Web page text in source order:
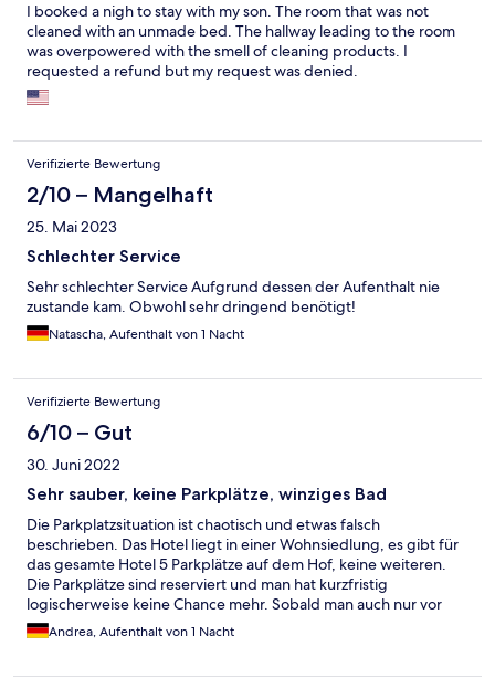
I booked a nigh to stay with my son. The room that was not
cleaned with an unmade bed. The hallway leading to the room
was overpowered with the smell of cleaning products. I
requested a refund but my request was denied.
Verifizierte Bewertung
2/10 – Mangelhaft
25. Mai 2023
Schlechter Service
Sehr schlechter Service Aufgrund dessen der Aufenthalt nie
zustande kam. Obwohl sehr dringend benötigt!
Natascha, Aufenthalt von 1 Nacht
Verifizierte Bewertung
6/10 – Gut
30. Juni 2022
Sehr sauber, keine Parkplätze, winziges Bad
Die Parkplatzsituation ist chaotisch und etwas falsch
beschrieben. Das Hotel liegt in einer Wohnsiedlung, es gibt für
das gesamte Hotel 5 Parkplätze auf dem Hof, keine weiteren.
Die Parkplätze sind reserviert und man hat kurzfristig
logischerweise keine Chance mehr. Sobald man auch nur vor
dem Hotel hält wird man direkt darauf hingewiesen, dass man
hier nicht stehen kann und sich am Besten vor dem Check-In
Andrea, Aufenthalt von 1 Nacht